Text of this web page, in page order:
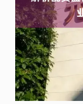
上证综指